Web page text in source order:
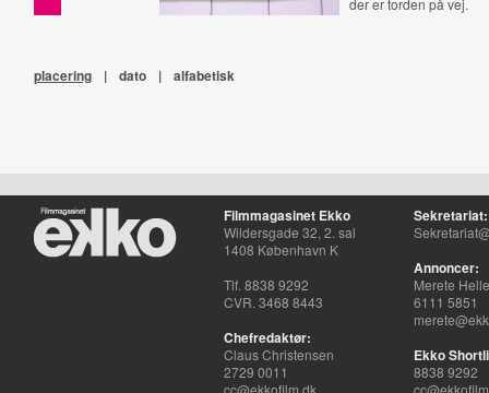
der er torden på vej.
placering | dato | alfabetisk
Filmmagasinet Ekko
Wildersgade 32, 2. sal
1408 København K
Tlf. 8838 9292
CVR. 3468 8443
Chefredaktør:
Claus Christensen
2729 0011
cc@ekkofilm.dk
Sekretariat:
Annoncer:
Merete
6111 5851
Ekko
8838 9292